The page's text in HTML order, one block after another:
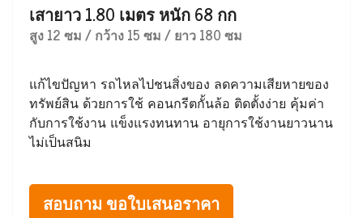
เสายาว 1.80 เมตร หนัก 68 กก
สูง 12 ซม / กว้าง 15 ซม / ยาว 180 ซม
แก้ไขปัญหา รถไหลไปชนสิ่งของ ลดความเสียหายของ
ทรัพย์สิน ด้วยการใช้ คอนกรีตกั้นล้อ ติดตั้งง่าย คุ้มค่า
กับการใช้งาน แข็งแรงทนทาน อายุการใช้งานยาวนาน
ไม่เป็นสนิม
สอบถาม ขอใบเสนอราคา